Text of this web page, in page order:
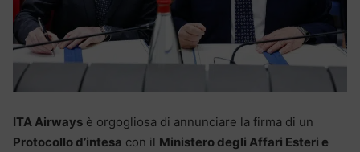
ITA Airways è orgogliosa di annunciare la firma di un
Protocollo d’intesa con il Ministero degli Affari Esteri e